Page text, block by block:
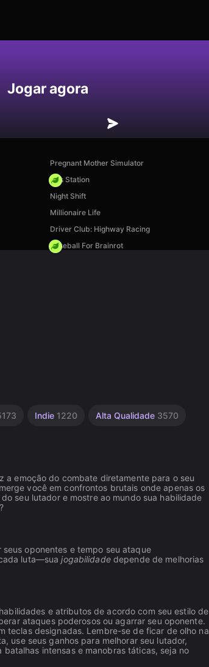
Jogar agora
Pregnant Mother Simulator
Gas Station
Night Shift
Millionaire Life
Driver Club: Highway Racing
Baseball For Brainrot
Indie 1220 Alta Qualidade 3570
a emoção do combate diretamente para o seu
você em confrontos brutais onde apenas os
seu lutador e mostre ao mundo sua habilidade
oponentes e tempo seu ataque
cada luta—suajogabilidadedepende de melhorias
e atributos de acordo com seu estilo de
ataques poderosos ou agarrar seu oponente.
teclas designadas. Lembre-se de ficar de olho na
use seus ganhos para melhorar seu lutador,
intensas e manobras táticas, seja no